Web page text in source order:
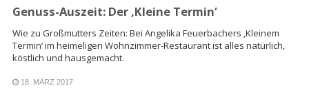
Genuss-Auszeit: Der ‚Kleine Termin‘
Wie zu Großmutters Zeiten: Bei Angelika Feuerbachers ‚Kleinem
Termin‘ im heimeligen Wohnzimmer-Restaurant ist alles natürlich,
köstlich und hausgemacht.
18. MÄRZ 2017